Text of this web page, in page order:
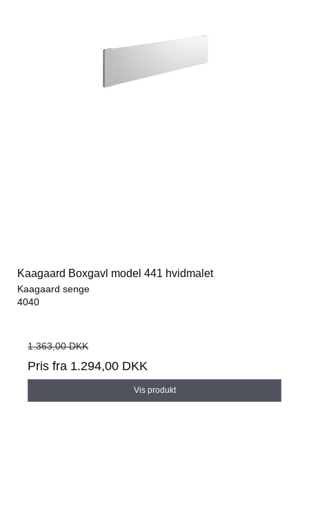
Kaagaard Boxgavl model 441 hvidmalet
Kaagaard senge
4040
1.363,00 DKK
Pris fra 1.294,00 DKK
Vis produkt